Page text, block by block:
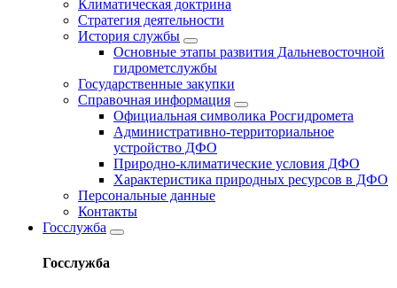
Климатическая доктрина
Стратегия деятельности
История службы
Основные этапы развития Дальневосточной
гидрометслужбы
Государственные закупки
Справочная информация
Официальная символика Росгидромета
Административно-территориальное
устройство ДФО
Природно-климатические условия ДФО
Характеристика природных ресурсов в ДФО
Персональные данные
Контакты
Госслужба
Госслужба